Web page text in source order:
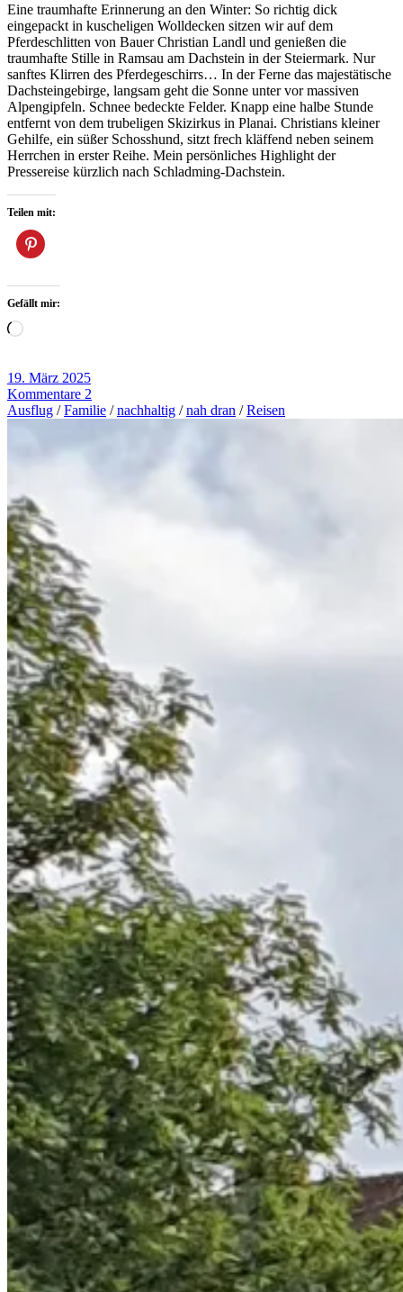
Eine traumhafte Erinnerung an den Winter: So richtig dick
eingepackt in kuscheligen Wolldecken sitzen wir auf dem
Pferdeschlitten von Bauer Christian Landl und genießen die
traumhafte Stille in Ramsau am Dachstein in der Steiermark. Nur
sanftes Klirren des Pferdegeschirrs… In der Ferne das majestätische
Dachsteingebirge, langsam geht die Sonne unter vor massiven
Alpengipfeln. Schnee bedeckte Felder. Knapp eine halbe Stunde
entfernt von dem trubeligen Skizirkus in Planai. Christians kleiner
Gehilfe, ein süßer Schosshund, sitzt frech kläffend neben seinem
Herrchen in erster Reihe. Mein persönliches Highlight der
Pressereise kürzlich nach Schladming-Dachstein.
Teilen mit:
Gefällt mir:
Wird
19. März 2025
Kommentare 2
Ausflug /Familie /nachhaltig /nah dran /Reisen